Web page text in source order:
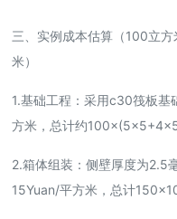
三、实例成本估算（100立
米）
1.基础工程：采用c30筏板基
方米，总计约
2.箱体组装：侧壁厚度为2.5
15Yuan/平方米，总计